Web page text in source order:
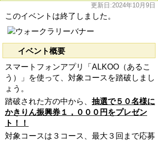
更新日:2024年10月9日
このイベントは終了しました。
イベント概要
スマートフォンアプリ「ALKOO（あるこ
う）」を使って、対象コースを踏破しまし
ょう。
踏破された方の中から、 抽選で５０名様に
かきりん振興券１，０００円をプレゼン
ト！！
対象コースは３コース、最大３回まで応募